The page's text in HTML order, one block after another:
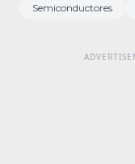
Semiconductores